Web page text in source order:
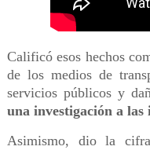
Calificó esos hechos
de los medios de
servicios públicos y
una investigación a las
Asimismo, dio la